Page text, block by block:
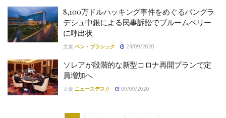
8,100万ドルハッキング事件をめぐるバングラ
デシュ中銀による民事訴訟でブルームベリー
に呼出状
文責 ベン・ブラシュク 24/09/2020
ソレアが段階的な新型コロナ再開プランで定
員増加へ
文責 ニュースデスク 09/09/2020